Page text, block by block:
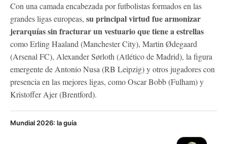
Con una camada encabezada por futbolistas formados en las
grandes ligas europeas, su principal virtud fue armonizar
jerarquías sin fracturar un vestuario que tiene a estrellas
como Erling Haaland (Manchester City), Martin Ødegaard
(Arsenal FC), Alexander Sørloth (Atlético de Madrid), la figura
emergente de Antonio Nusa (RB Leipzig) y otros jugadores con
presencia en las mejores ligas, como Oscar Bobb (Fulham) y
Kristoffer Ajer (Brentford).
Mundial 2026: la guía